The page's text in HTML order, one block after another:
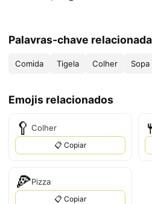
Palavras-chave
Comida Tigela Colher Sopa
Emojis relacionados
🥄 Colher
📋 Copiar
🍕Pizza
📋 Copiar